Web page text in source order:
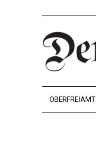
OBERFREIAMT